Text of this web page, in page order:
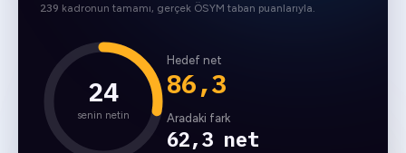
239 kadronun tamamı, gerçek ÖSYM taban puanlarıyla.
24
senin netin
Hedef net
86,3
Aradaki fark
62,3 net